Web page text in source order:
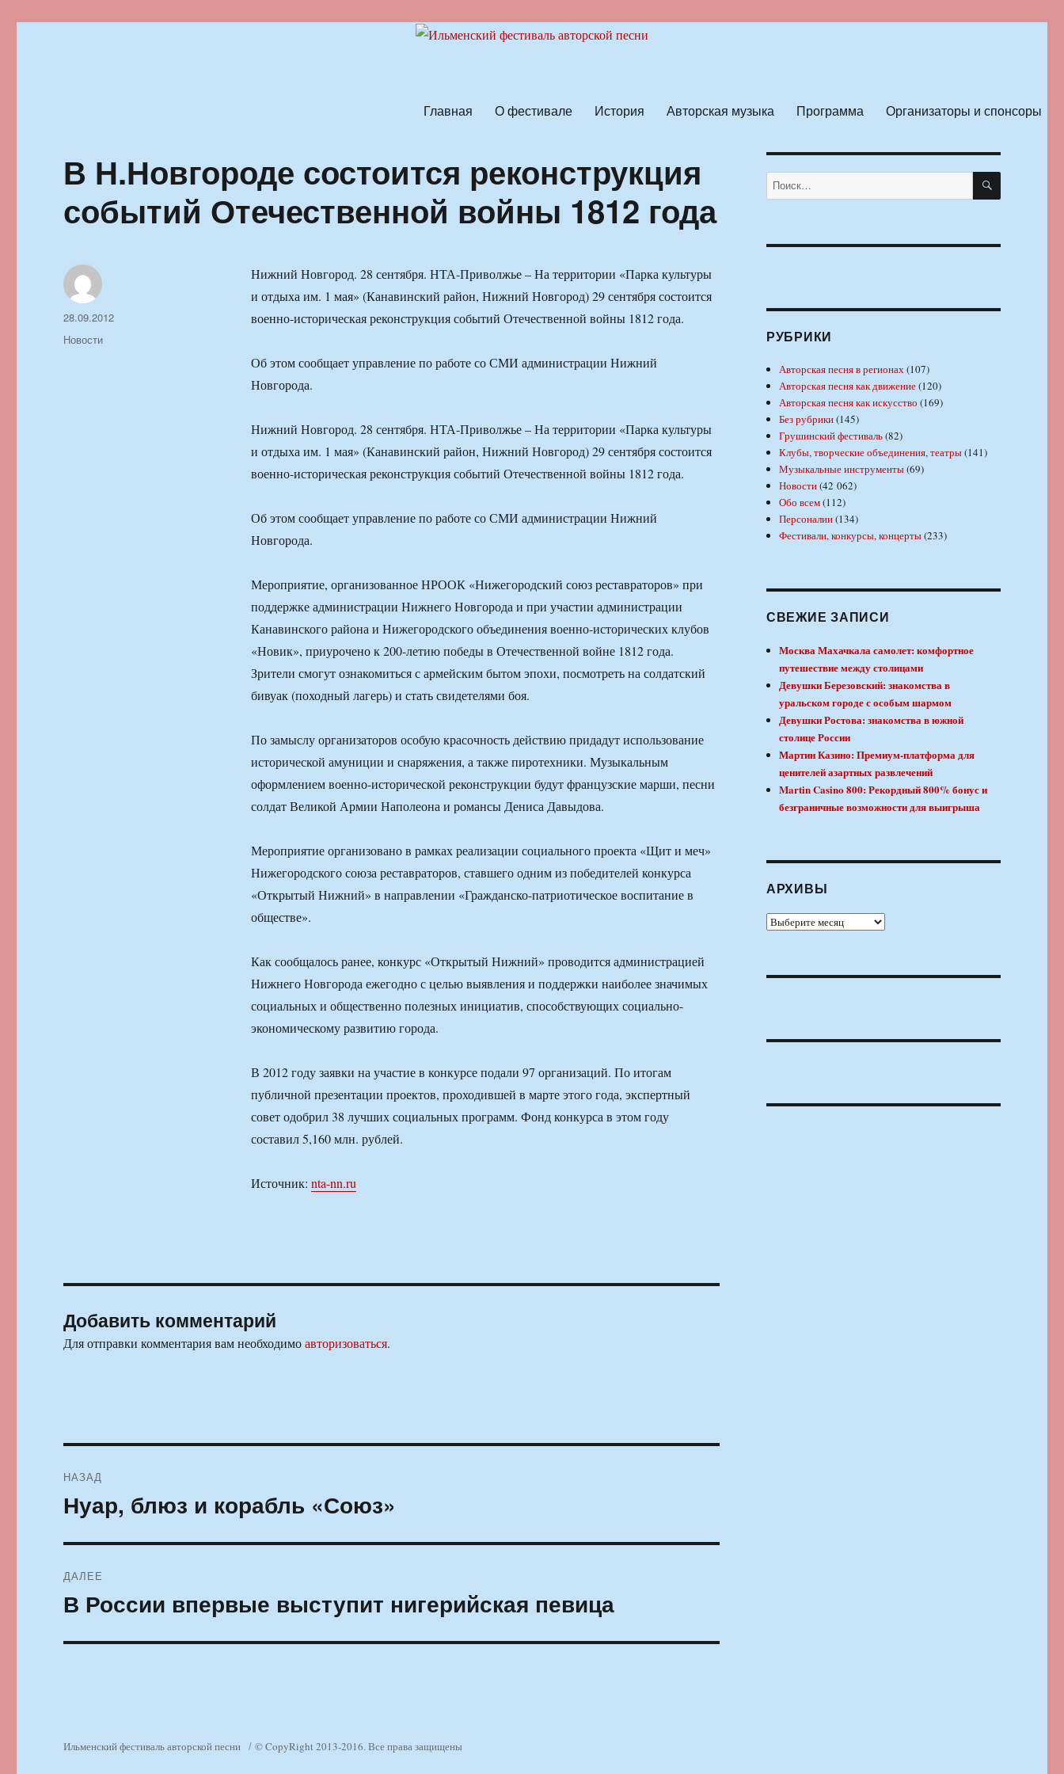
Главная О фестивале История Авторская музыка Программа Организаторы и спонсоры
В Н.Новгороде состоится реконструкция
событий Отечественной войны 1812 года
Нижний Новгород. 28 сентября. НТА-Приволжье – На территории «Парка культуры
и отдыха им. 1 мая» (Канавинский район, Нижний Новгород) 29 сентября состоится
военно-историческая реконструкция событий Отечественной войны 1812 года.
Об этом сообщает управление по работе со СМИ администрации Нижний
Новгорода.
Нижний Новгород. 28 сентября. НТА-Приволжье – На территории «Парка культуры
и отдыха им. 1 мая» (Канавинский район, Нижний Новгород) 29 сентября состоится
военно-историческая реконструкция событий Отечественной войны 1812 года.
Об этом сообщает управление по работе со СМИ администрации Нижний
Новгорода.
Мероприятие, организованное НРООК «Нижегородский союз реставраторов» при
поддержке администрации Нижнего Новгорода и при участии администрации
Канавинского района и Нижегородского объединения военно-исторических клубов
«Новик», приурочено к 200-летию победы в Отечественной войне 1812 года.
Зрители смогут ознакомиться с армейским бытом эпохи, посмотреть на солдатский
бивуак (походный лагерь) и стать свидетелями боя.
По замыслу организаторов особую красочность действию придадут использование
исторической амуниции и снаряжения, а также пиротехники. Музыкальным
оформлением военно-исторической реконструкции будут французские марши, песни
солдат Великой Армии Наполеона и романсы Дениса Давыдова.
Мероприятие организовано в рамках реализации социального проекта «Щит и меч»
Нижегородского союза реставраторов, ставшего одним из победителей конкурса
«Открытый Нижний» в направлении «Гражданско-патриотическое воспитание в
обществе».
Как сообщалось ранее, конкурс «Открытый Нижний» проводится администрацией
Нижнего Новгорода ежегодно с целью выявления и поддержки наиболее значимых
социальных и общественно полезных инициатив, способствующих социально-
экономическому развитию города.
В 2012 году заявки на участие в конкурсе подали 97 организаций. По итогам
публичной презентации проектов, проходившей в марте этого года, экспертный
совет одобрил 38 лучших социальных программ. Фонд конкурса в этом году
составил 5,160 млн. рублей.
Источник: nta-nn.ru
Автор
Опубликовано
28.09.2012
Рубрики
Новости
Добавить комментарий
Для отправки комментария вам необходимоавторизоваться.
по
НАЗАД
Предыдущая
запись:
Нуар, блюз и корабль «Союз»
ДАЛЕЕ
Следующая
В России впервые выступит нигерийская певица
Искать: ПОИСК
РУБРИКИ
Авторская песня в регионах(107)
Авторская песня как движение(120)
Авторская песня как искусство (169)
Без рубрики(145)
Грушинский фестиваль(82)
Клубы, творческие объединения, театры(141)
Музыкальные инструменты(69)
Новости(42 062)
Обо всем(112)
Персоналии(134)
Фестивали, конкурсы, концерты(233)
СВЕЖИЕ ЗАПИСИ
Москва Махачкала самолет: комфортное
путешествие между столицами
Девушки Березовский: знакомства в
уральском городе с особым шармом
Девушки Ростова: знакомства в южной
столице России
Мартин Казино: Премиум-платформа для
ценителей азартных развлечений
Martin Casino 800: Рекордный 800% бонус и
безграничные возможности для выигрыша
АРХИВЫ
Архивы
Ильменский фестиваль авторской песни © CopyRight 2013-2016. Все права защищены